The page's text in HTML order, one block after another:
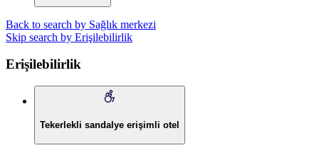
Back to search by Sağlık merkezi
Skip search by Erişilebilirlik
Erişilebilirlik
Tekerlekli sandalye erişimli otel